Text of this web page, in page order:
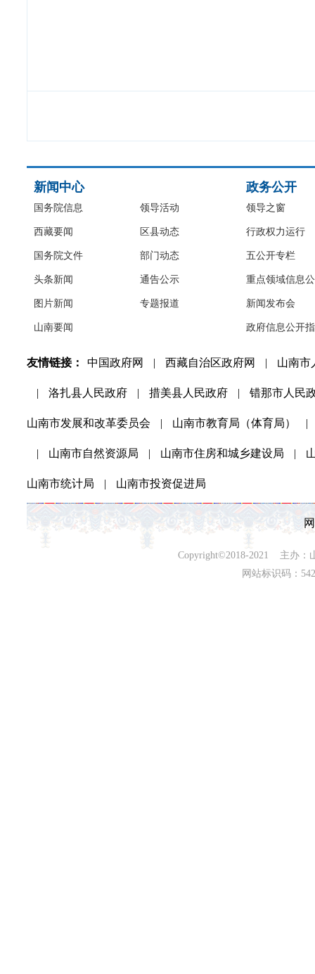
新闻中心
国务院信息
西藏要闻
国务院文件
头条新闻
图片新闻
山南要闻
领导活动
区县动态
部门动态
通告公示
专题报道
政务公开
领导之窗
行政权力运行
五公开专栏
重点领域信息
新闻发布会
政府信息公开
友情链接： 中国政府网 | 西藏自治区政府网 | 山南市
| 洛扎县人民政府 | 措美县人民政府 | 错那市人民
山南市发展和改革委员会 | 山南市教育局（体育局） |
| 山南市自然资源局 | 山南市住房和城乡建设局 |
山南市统计局 | 山南市投资促进局
Copyright©2018-2021 主办：
网站标识码：